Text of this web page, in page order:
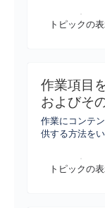
トピックの
作業項目
およびそ
作業にコンテ
供する方法を
トピックの